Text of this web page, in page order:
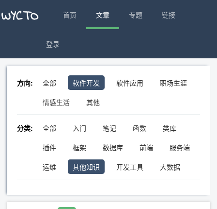
首页 文章 专题 链接
登录
方向: 全部 软件开发 软件应用
职场生涯
情感生活
其他
分类: 全部 入门 笔记 函数
类库
插件
框架 数据库 前端
服务端
运维
其他知识 开发工具 大数据